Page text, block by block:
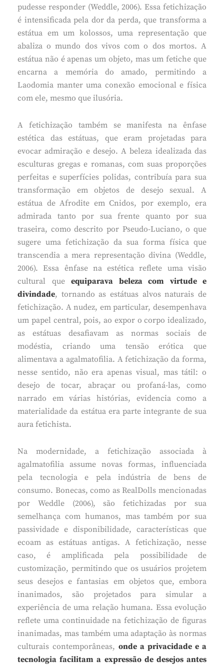
pudesse responder (Weddle, 2006). Essa fetichização
é intensificada pela dor da perda, que transforma a
estátua em um kolossos, uma representação que
abaliza o mundo dos vivos com o dos mortos. A
estátua não é apenas um objeto, mas um fetiche que
encarna a memória do amado, permitindo a
Laodomia manter uma conexão emocional e física
com ele, mesmo que ilusória.
A fetichização também se manifesta na ênfase
estética das estátuas, que eram projetadas para
evocar admiração e desejo. A beleza idealizada das
esculturas gregas e romanas, com suas proporções
perfeitas e superfícies polidas, contribuía para sua
transformação em objetos de desejo sexual. A
estátua de Afrodite em Cnidos, por exemplo, era
admirada tanto por sua frente quanto por sua
traseira, como descrito por Pseudo-Luciano, o que
sugere uma fetichização da sua forma física que
transcendia a mera representação divina (Weddle,
2006). Essa ênfase na estética reflete uma visão
cultural que equiparava beleza com virtude e
divindade, tornando as estátuas alvos naturais de
fetichização. A nudez, em particular, desempenhava
um papel central, pois, ao expor o corpo idealizado,
as estátuas desafiavam as normas sociais de
modéstia, criando uma tensão erótica que
alimentava a agalmatofilia. A fetichização da forma,
nesse sentido, não era apenas visual, mas tátil: o
desejo de tocar, abraçar ou profaná-las, como
narrado em várias histórias, evidencia como a
materialidade da estátua era parte integrante de sua
aura fetichista.
Na modernidade, a fetichização associada à
agalmatofilia assume novas formas, influenciada
pela tecnologia e pela indústria de bens de
consumo. Bonecas, como as RealDolls mencionadas
por Weddle (2006), são fetichizadas por sua
semelhança com humanos, mas também por sua
passividade e disponibilidade, características que
ecoam as estátuas antigas. A fetichização, nesse
caso, é amplificada pela possibilidade de
customização, permitindo que os usuários projetem
seus desejos e fantasias em objetos que, embora
inanimados, são projetados para simular a
experiência de uma relação humana. Essa evolução
reflete uma continuidade na fetichização de figuras
inanimadas, mas também uma adaptação às normas
culturais contemporâneas, onde a privacidade e a
tecnologia facilitam a expressão de desejos antes